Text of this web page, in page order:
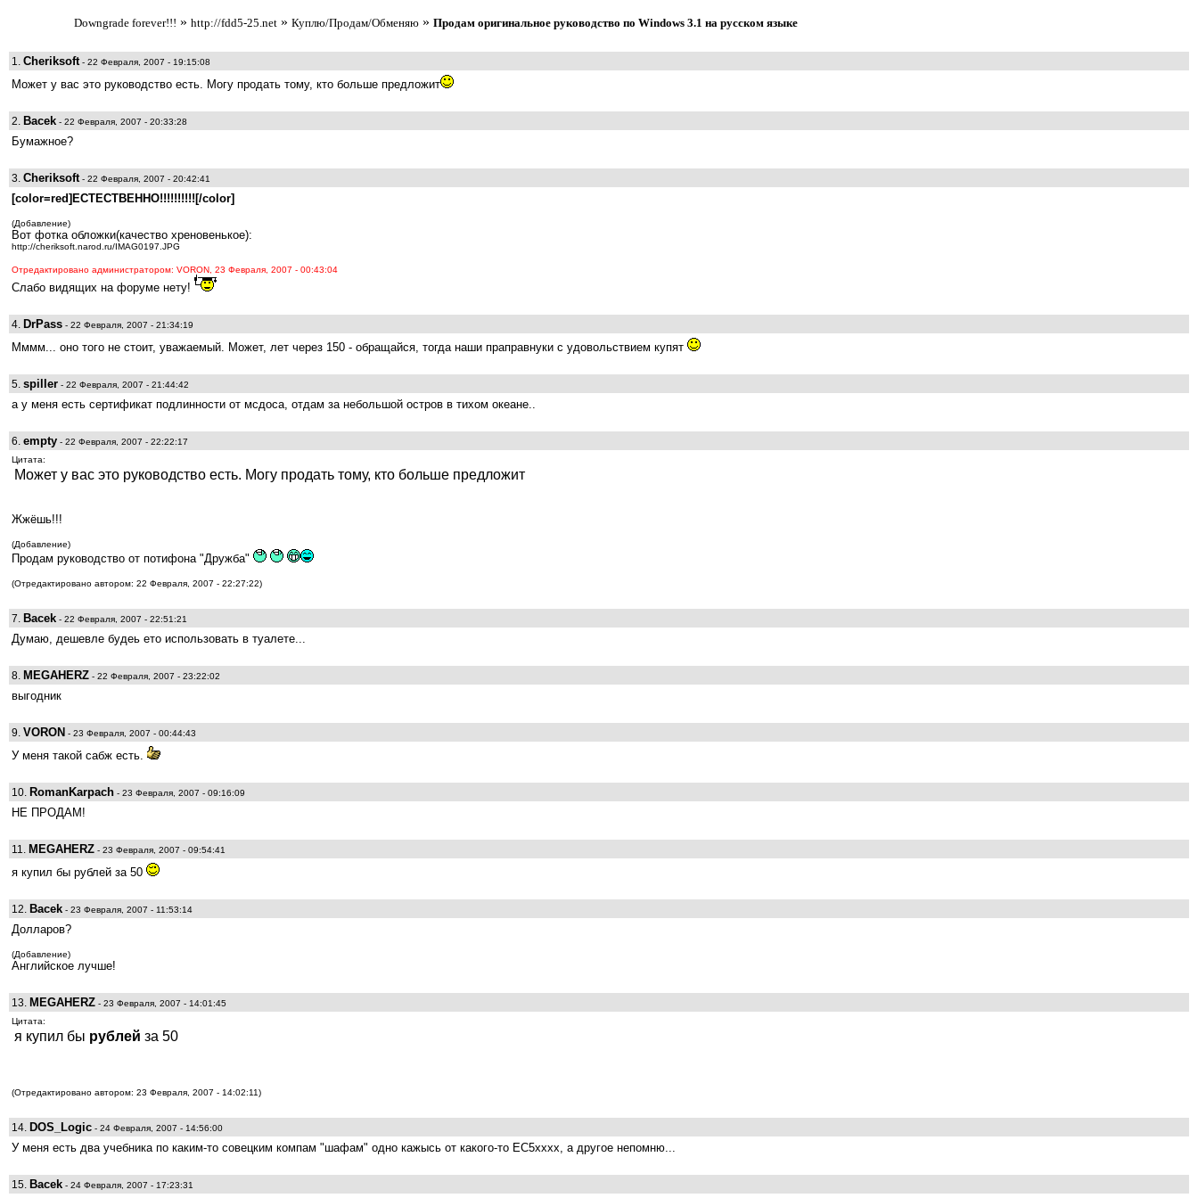
Downgrade forever!!! » http://fdd5-25.net» Куплю/Продам/Обменяю» Продам оригинальное руководство по Windows 3.1 на русском языке
1. Cheriksoft - 22 Февраля, 2007 - 19:15:08
Может у вас это руководство есть. Могу продать тому, кто больше предложит
2. Bacek - 22 Февраля, 2007 - 20:33:28
Бумажное?
3. Cheriksoft - 22 Февраля, 2007 - 20:42:41
[color=red]ЕСТЕСТВЕННО!!!!!!!!!![/color]
(Добавление)
Вот фотка обложки(качество хреновенькое):
http://cheriksoft.narod.ru/IMAG0197.JPG
Отредактировано администратором: VORON, 23 Февраля, 2007 - 00:43:04
Слабо видящих на форуме нету!
4. DrPass - 22 Февраля, 2007 - 21:34:19
Мммм... оно того не стоит, уважаемый. Может, лет через 150 - обращайся, тогда наши праправнуки с удовольствием купят
5. spiller - 22 Февраля, 2007 - 21:44:42
а у меня есть сертификат подлинности от мсдоса, отдам за небольшой остров в тихом океане..
6. empty - 22 Февраля, 2007 - 22:22:17
Цитата:
Может у вас это руководство есть. Могу продать тому, кто больше предложит
Жжёшь!!!
(Добавление)
Продам руководство от потифона "Дружба"
(Отредактировано автором: 22 Февраля, 2007 - 22:27:22)
7. Bacek - 22 Февраля, 2007 - 22:51:21
Думаю, дешевле будеь ето использовать в туалете...
8. MEGAHERZ - 22 Февраля, 2007 - 23:22:02
выгодник
9. VORON - 23 Февраля, 2007 - 00:44:43
У меня такой сабж есть.
10. RomanKarpach - 23 Февраля, 2007 - 09:16:09
НЕ ПРОДАМ!
11. MEGAHERZ - 23 Февраля, 2007 - 09:54:41
я купил бы рублей за 50
12. Bacek - 23 Февраля, 2007 - 11:53:14
Долларов?
(Добавление)
Английское лучше!
13. MEGAHERZ - 23 Февраля, 2007 - 14:01:45
Цитата:
я купил бы рублей за 50
(Отредактировано автором: 23 Февраля, 2007 - 14:02:11)
14. DOS_Logic - 24 Февраля, 2007 - 14:56:00
У меня есть два учебника по каким-то совецким компам "шафам" одно кажысь от какого-то ЕС5хххх, а другое непомню...
15. Bacek - 24 Февраля, 2007 - 17:23:31